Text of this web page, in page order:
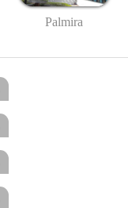
Palmira